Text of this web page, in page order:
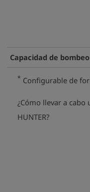
Capacidad de bombeo
* Configurable de
¿Cómo llevar a cabo
HUNTER?